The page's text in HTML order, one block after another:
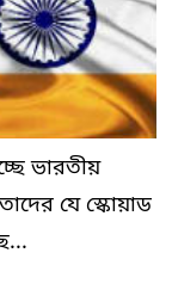
ভারতীয়
যে স্কোয়াড